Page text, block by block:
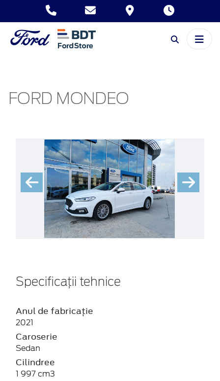
FORD MONDEO
Specificații tehnice
Anul de fabricație
2021
Caroserie
Sedan
Cilindree
1 997 cm3